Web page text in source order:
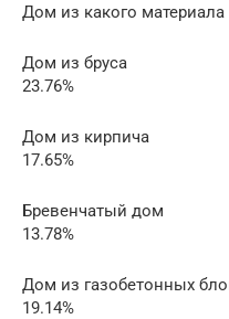
Дом из какого
Дом из бруса
23.76%
Дом из кирпича
17.65%
Бревенчатый дом
13.78%
Дом из газобетонных
19.14%